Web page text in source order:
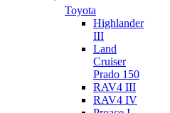
Toyota
Highlander
III
Land
Cruiser
Prado 150
RAV4 III
RAV4 IV